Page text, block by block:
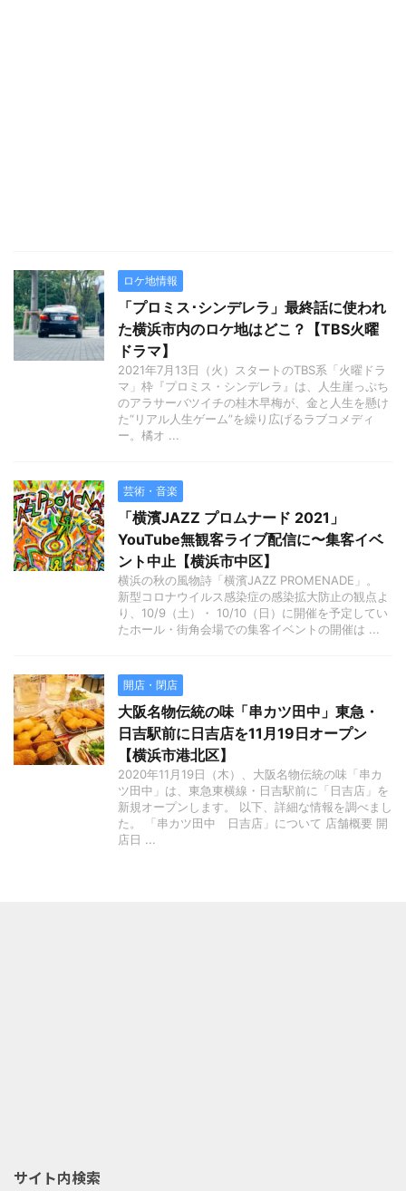
ロケ地情報
「プロミス･シンデレラ」最終話に使われ
た横浜市内のロケ地はどこ？【TBS火曜
ドラマ】
2021年7月13日（火）スタートのTBS系「火曜ドラ
マ」枠『プロミス・シンデレラ』は、人生崖っぷち
のアラサーバツイチの桂木早梅が、金と人生を懸け
た“リアル人生ゲーム”を繰り広げるラブコメディ
ー。橘オ ...
芸術・音楽
「横濱JAZZ プロムナード 2021」
YouTube無観客ライブ配信に〜集客イベ
ント中止【横浜市中区】
横浜の秋の風物詩「横濱JAZZ PROMENADE」。
新型コロナウイルス感染症の感染拡大防止の観点よ
り、10/9（土）・ 10/10（日）に開催を予定してい
たホール・街角会場での集客イベントの開催は ...
開店・閉店
大阪名物伝統の味「串カツ田中」東急・
日吉駅前に日吉店を11月19日オープン
【横浜市港北区】
2020年11月19日（木）、大阪名物伝統の味「串カ
ツ田中」は、東急東横線・日吉駅前に「日吉店」を
新規オープンします。 以下、詳細な情報を調べまし
た。 「串カツ田中 日吉店」について 店舗概要 開
店日 ...
サイト内検索